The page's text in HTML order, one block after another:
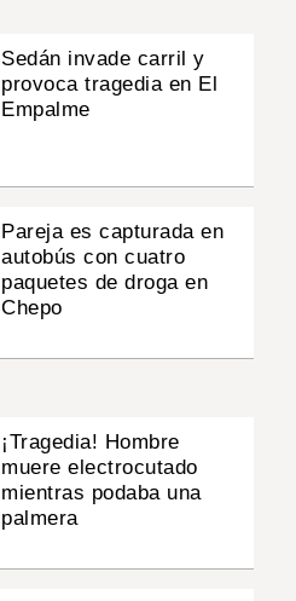
Sedán invade carril y
provoca tragedia en El
Empalme
Pareja es capturada en
autobús con cuatro
paquetes de droga en
Chepo
¡Tragedia! Hombre
muere electrocutado
mientras podaba una
palmera